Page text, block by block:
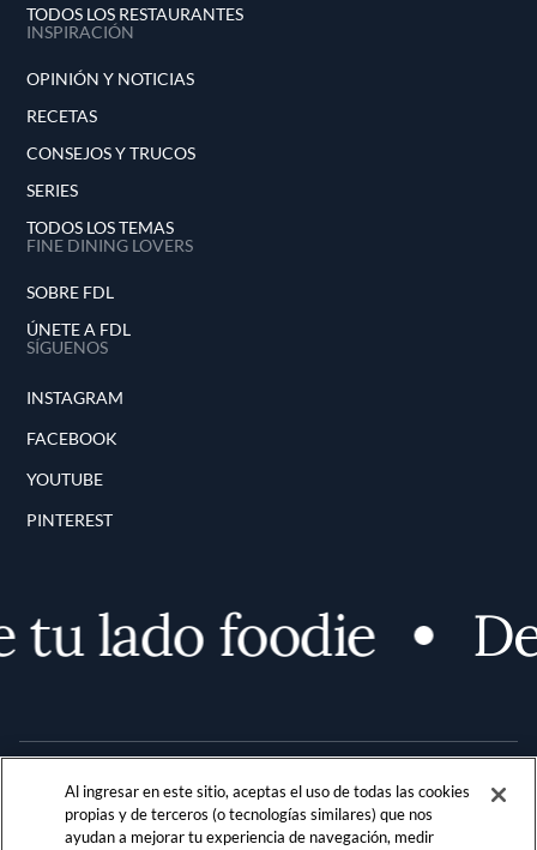
TODOS LOS RESTAURANTES
INSPIRACIÓN
OPINIÓN Y NOTICIAS
RECETAS
CONSEJOS Y TRUCOS
SERIES
TODOS LOS TEMAS
FINE DINING LOVERS
SOBRE FDL
ÚNETE A FDL
SÍGUENOS
INSTAGRAM
FACEBOOK
YOUTUBE
PINTEREST
lado foodie
Al ingresar en este sitio, aceptas el uso de todas las cookies
propias y de terceros (o tecnologías similares) que nos
ayudan a mejorar tu experiencia de navegación, medir